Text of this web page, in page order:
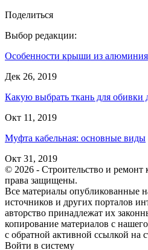
Поделиться
Выбор редакции:
Особенности крыши из алюминия
Дек 26, 2019
Какую выбрать ткань для обивки
Окт 11, 2019
Муфта кабельная: основные виды
Окт 31, 2019
© 2026 - Строительство и ремонт
права защищены.
Все материалы опубликованные
источников и других порталов
авторство принадлежат их
копирование материалов с
с обратной активной ссылкой на
Войти в систему